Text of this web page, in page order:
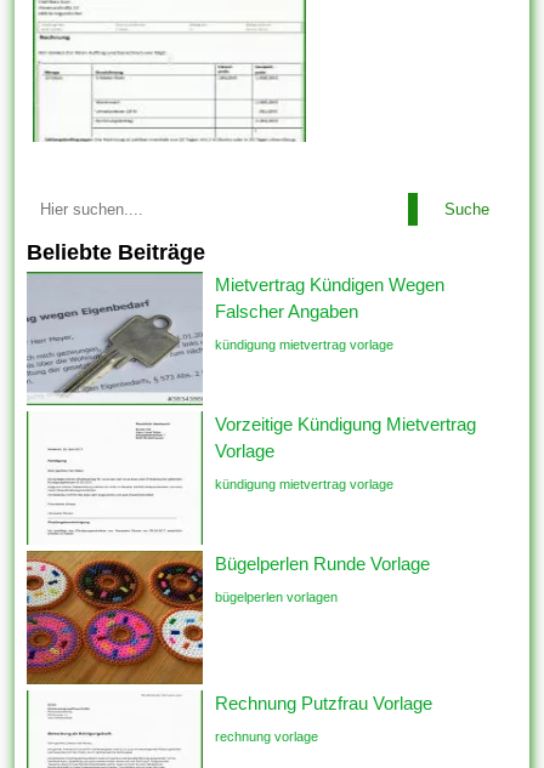
Suche
Beliebte Beiträge
Mietvertrag Kündigen Wegen
Falscher Angaben
kündigung mietvertrag vorlage
Vorzeitige Kündigung Mietvertrag
Vorlage
kündigung mietvertrag vorlage
Bügelperlen Runde Vorlage
bügelperlen vorlagen
Rechnung Putzfrau Vorlage
rechnung vorlage